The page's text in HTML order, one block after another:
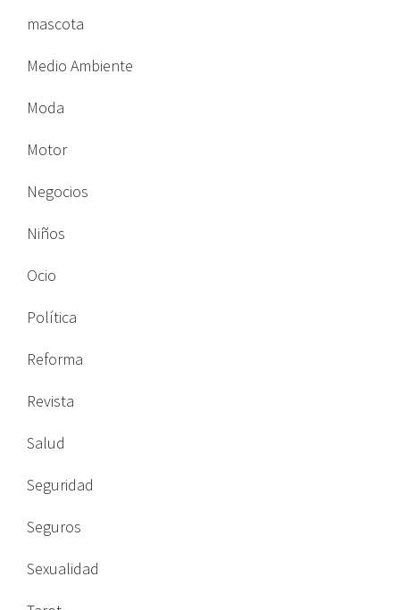
mascota
Medio Ambiente
Moda
Motor
Negocios
Niños
Ocio
Política
Reforma
Revista
Salud
Seguridad
Seguros
Sexualidad